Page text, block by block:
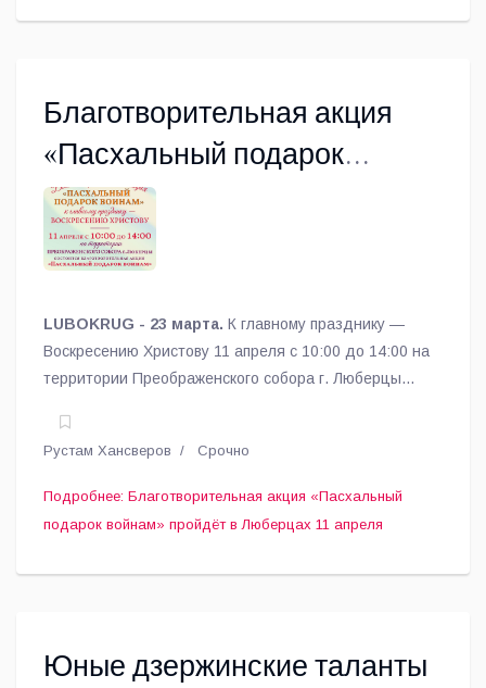
Благотворительная акция
«Пасхальный подарок
войнам» пройдёт в Люберцах
11 апреля
LUBOKRUG - 23 марта. К главному празднику —
Воскресению Христову 11 апреля с 10:00 до 14:00 на
территории Преображенского собора г. Люберцы
подарок войнам».
Рустам Хансверов Срочно
Подробнее: Благотворительная акция «Пасхальный
подарок войнам» пройдёт в Люберцах 11 апреля
Юные дзержинские таланты